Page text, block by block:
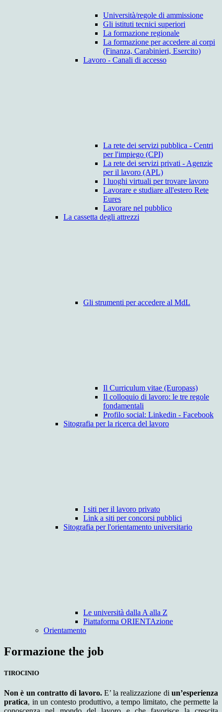
Università/regole di ammissione
Gli istituti tecnici superiori
La formazione regionale
La formazione per accedere ai corpi
(Finanza, Carabinieri, Esercito)
Lavoro - Canali di accesso
La rete dei servizi pubblica - Centri
per l'impiego (CPI)
La rete dei servizi privati - Agenzie
per il lavoro (APL)
I luoghi virtuali per trovare lavoro
Lavorare e studiare all'estero Rete
Eures
Lavorare nel pubblico
La cassetta degli attrezzi
Gli strumenti per accedere al MdL
Il Curriculum vitae (Europass)
Il colloquio di lavoro: le tre regole
fondamentali
Profilo social: Linkedin - Facebook
Sitografia per la ricerca del lavoro
I siti per il lavoro privato
Link a siti per concorsi pubblici
Sitografia per l'orientamento universitario
Le università dalla A alla Z
Piattaforma ORIENTAzione
Orientamento
Formazione the job
TIROCINIO
Non è un contratto di lavoro. E’ la realizzazione diun’esperienza
pratica, in un contesto produttivo, a tempo limitato, che permette la